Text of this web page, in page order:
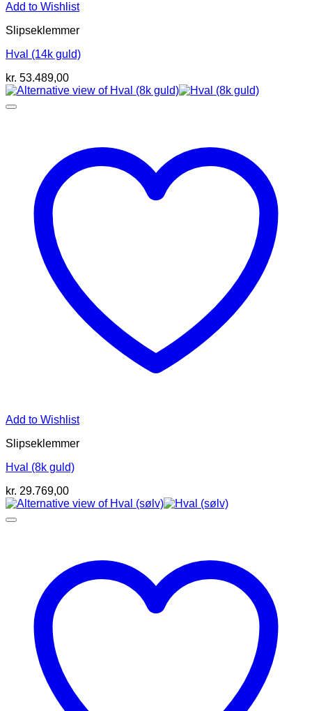
Add to Wishlist
Slipseklemmer
Hval (14k guld)
kr. 53.489,00
Add to Wishlist
Slipseklemmer
Hval (8k guld)
kr. 29.769,00